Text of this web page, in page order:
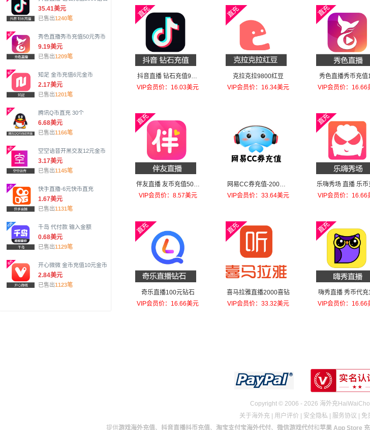
35.41美元
已售出1240笔
秀色直播秀币充值50元秀币
9.19美元
已售出1209笔
知足 金币充值6元金币
2.17美元
已售出1201笔
腾讯Q币直充 30个
6.68美元
已售出1166笔
空空语音开黑交友12元金币
3.17美元
已售出1145笔
快手直播-6元快币直充
1.67美元
已售出1131笔
千岛 代付款 输入金额
0.68美元
已售出1129笔
开心微微 金币充值10元金币
2.84美元
已售出1123笔
抖音直播 钻石充值980
钻石（特价每日限购一
VIP会员价：16.03美元
克拉克拉9800红豆
VIP会员价：16.34美元
秀色直播秀币充值
元秀币
VIP会员价：16.66
伴友直播 友币充值50元
友币
VIP会员价：8.57美元
网易CC券充值-200元=
200000c券
VIP会员价：33.64美元
乐嗨秀场 直播 乐币
100元乐币
VIP会员价：16.66
奇乐直播100元钻石
VIP会员价：16.66美元
喜马拉雅直播2000喜钻
VIP会员价：33.32美元
嗨秀直播 秀币代充
元秀币
VIP会员价：16.66
Copyright © 2006 - 2026 海外充
关于海外充 | 用户评价 | 安全隐私 | 服务协议 | 免
提供游戏海外充值、 抖音直播抖币充值、 淘宝支付宝海外代付、 微信游戏代付和 苹果 App Store